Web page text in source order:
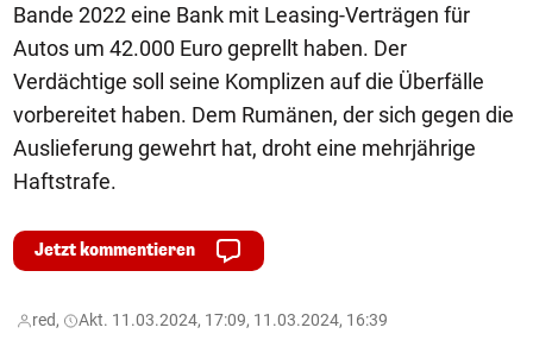
Bande 2022 eine Bank mit Leasing-Verträgen für
Autos um 42.000 Euro geprellt haben. Der
Verdächtige soll seine Komplizen auf die Überfälle
vorbereitet haben. Dem Rumänen, der sich gegen die
Auslieferung gewehrt hat, droht eine mehrjährige
Haftstrafe.
Jetzt kommentieren
red, Akt. 11.03.2024, 17:09, 11.03.2024, 16:39